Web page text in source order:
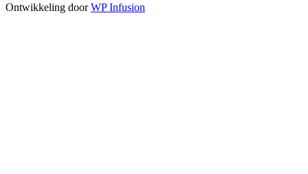
Ontwikkeling doorWP Infusion